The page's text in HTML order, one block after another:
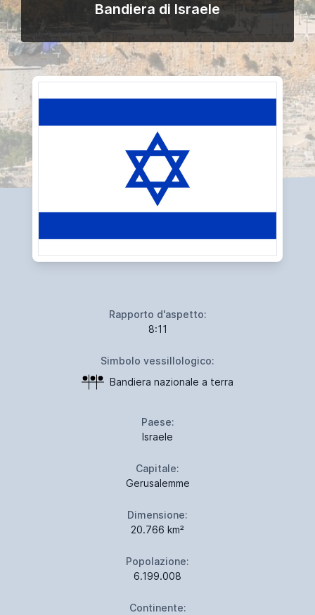
Bandiera di Israele
Rapporto d'aspetto:
8:11
Simbolo vessillologico:
Bandiera nazionale a terra
Paese:
Israele
Capitale:
Gerusalemme
Dimensione:
20.766 km²
Popolazione:
6.199.008
Continente: